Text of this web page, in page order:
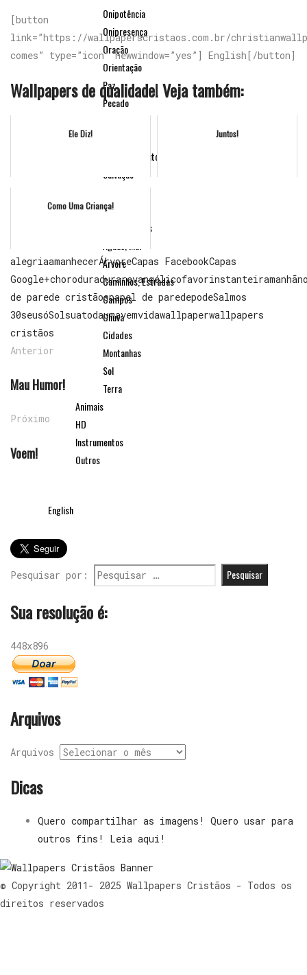
Onipotência
Onipresença
Oração
Orientação
Paz
Pecado
Relacionamentos
Salvação
Testemunho
Natureza e Paisagens
Árvore
Caminhos, Estradas
Campos
Chuva
Cidades
Montanhas
Sol
Terra
Animais
HD
Instrumentos
Outros
English
[button
link=”https://wallpaperscristaos.com.br/
comes” type=”icon” newwindow=”yes”] English[/button]
Wallpapers de qualidade! Veja também:
Ele Diz! Juntos!
Como Uma Criança!
alegriaamanhecerÁrvoreCapas FacebookCapas
Google+choroduradurarevangélicofavorinstanteiramanhã
de parede cristãospapel de paredepodeSalmos
30seusóSolsuatodaumavemvidawallpaperwallpapers
cristãos
Anterior
Mau Humor!
Próximo
Voem!
Pesquisar por:
Sua resolução é:
448x896
Arquivos
Arquivos
Dicas
Quero compartilhar as imagens! Quero usar para
outros fins! Leia aqui!
© Copyright 2011- 2025 Wallpapers Cristãos - Todos os
direitos reservados